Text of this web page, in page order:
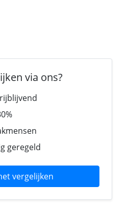
via ons?
geregeld
vergelijken